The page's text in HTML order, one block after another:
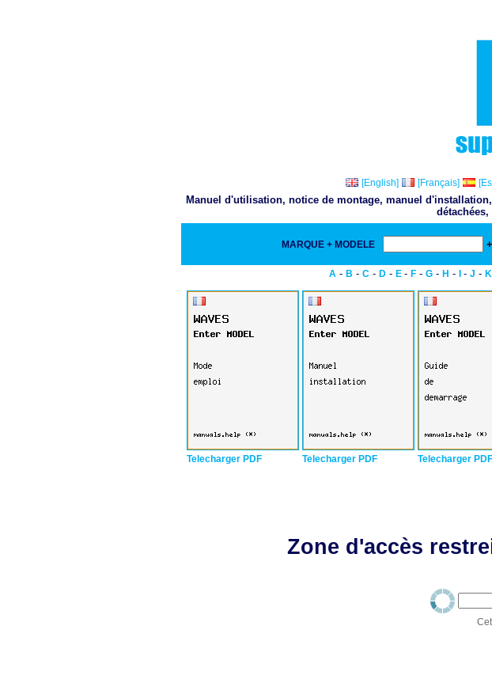
[English]
[Français]
Manuel d'utilisation, notice de montage, manuel
MARQUE + MODELE +
A - B - C - D - E - F - G - H - - J - K
Telecharger PDF Telecharger PDF Telecharger PDF
Zone d'accès